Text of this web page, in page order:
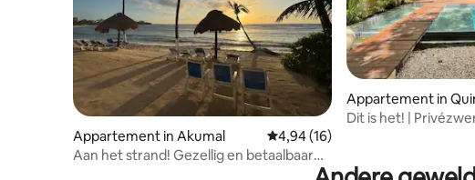
Appartement in Akumal Gemiddelde beoordeling van
4,94 (16)
Aan het strand! Gezellig en betaalbaar
Appartement in
o
Dit is het! |